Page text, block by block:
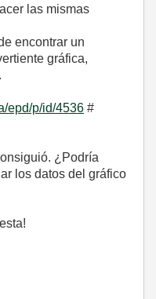
las mismas
encontrar un
gráfica,
epd/p/id/4536 #
. ¿Podría
los datos del gráfico